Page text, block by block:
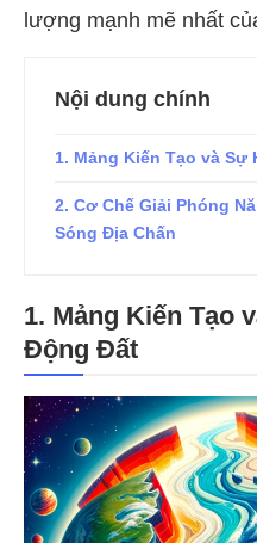
lượng mạnh mẽ nhất
Nội dung chính
1. Mảng Kiến Tạo và
2. Cơ Chế Giải Phóng
Sóng Địa Chấn
1. Mảng Kiến Tạo
Động Đất